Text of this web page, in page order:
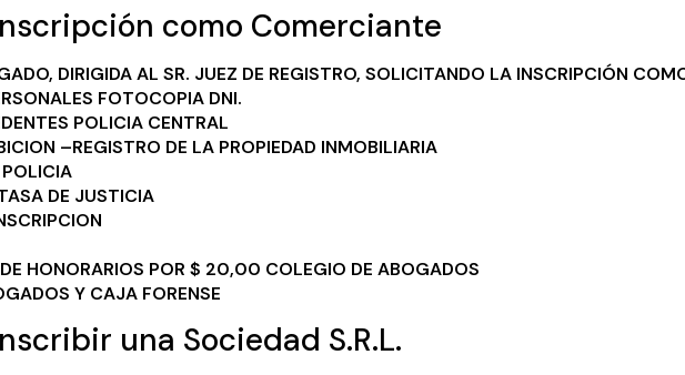
como Comerciante
DIRIGIDA AL SR. JUEZ DE REGISTRO, SOLICITANDO LA INSCRIPCIÓN
FOTOCOPIA DNI.
POLICIA CENTRAL
–REGISTRO DE LA PROPIEDAD INMOBILIARIA
DE JUSTICIA
HONORARIOS POR $ 20,00 COLEGIO DE ABOGADOS
Y CAJA FORENSE
una Sociedad S.R.L.